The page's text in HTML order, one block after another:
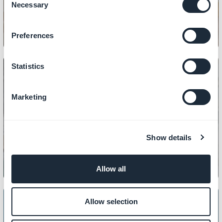
Selection
Necessary
Preferences
Statistics
Marketing
Show details
Allow all
Allow selection